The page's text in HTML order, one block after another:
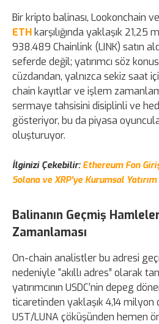
Bir kripto balinası, Lookonchain
ETHkarşılığında yaklaşık
938.489 Chainlink (LINK) satın
seferde değil; yatırımcı söz
cüzdandan, yalnızca sekiz saat
chain kayıtlar ve işlem
sermaye tahsisini disiplinli ve
gösteriyor, bu da piyasa
oluşturuyor.
İlginizi Çekebilir: Ethereum Fon
Solana ve XRP'ye Kurumsal Yatırım
Balinanın Geçmiş
Zamanlaması
On-chain analistler bu adresi
nedeniyle “akıllı adres” olarak
yatırımcının USDC’nin depeg
ticaretinden yaklaşık 4,14
UST/LUNA çöküşünden hemen